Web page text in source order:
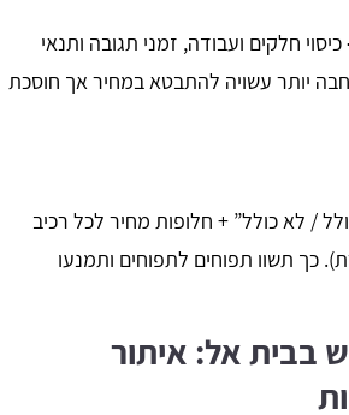
כיסוי חלקים ועבודה, זמני תגובה ותנאי
יותר עשויה להתבטא במחיר אך חוסכת
/ לא כולל” + חלופות מחיר לכל רכיב
כך תשוו תפוחים לתפוחים ותמנעו
בבית אל: איתור